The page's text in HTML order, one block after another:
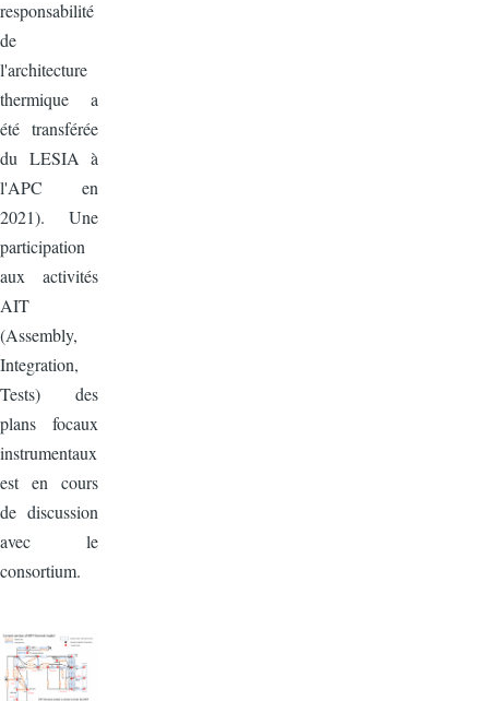
responsabilité
de
l'architecture
thermique a
été transférée
du LESIA à
l'APC en
2021). Une
participation
aux activités
AIT
(Assembly,
Integration,
Tests) des
plans focaux
instrumentaux
est en cours
de discussion
avec le
consortium.